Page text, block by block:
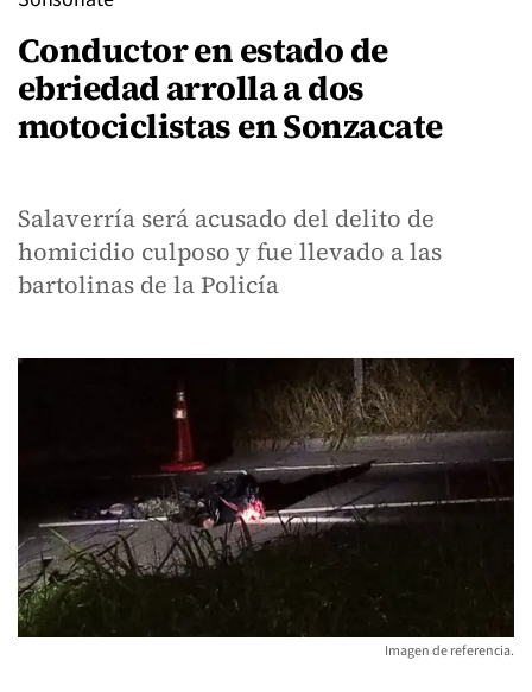
Conductor en estado de
ebriedad arrolla a dos
motociclistas en Sonzacate
Salaverría será acusado del delito de
homicidio culposo y fue llevado a las
bartolinas de la Policía
Imagen de referencia.